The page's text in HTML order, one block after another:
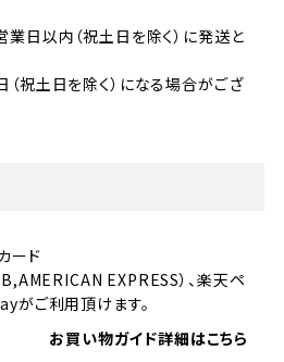
日以内（祝土日を除く）に発送と
祝土日を除く）になる場合がござ
ード
EXPRESS）、楽天ペ
がご利用頂けます。
お買い物ガイド詳細はこちら